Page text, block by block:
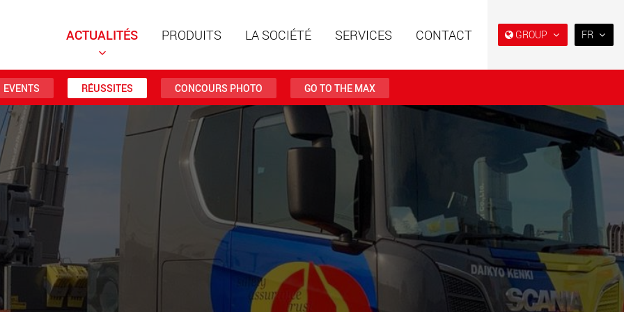
GROUP
Remorques spéciales à
structure modulaire pour des
charges utiles de 15 t à 123 t
www.maxtrailer.eu
et extra-surbaissées pour le
marché américain
www.maxtrailer.us
Remorques spéciales pour
des charges utiles de 20 t
jusqu’à 500 t
www.faymonville.com
Véhicules électriques avec
des capacités de charge à
partir de 5 t
www.morello.eu.com
Véhicules électriques pour SPMT et véhicules industriels
FR
日本
PT(BR)
ACTUALITÉS PRODUITS LA SOCIÉTÉ SERVICES CONTACT
EVENTS RÉUSSITES CONCOURS PHOTO GO TO THE MAX